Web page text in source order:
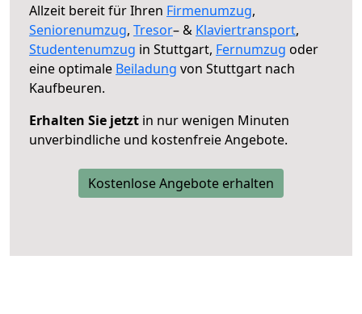
Allzeit bereit für Ihren Firmenumzug,
Seniorenumzug, Tresor– & Klaviertransport,
Studentenumzug in Stuttgart, Fernumzug oder
eine optimale Beiladung von Stuttgart nach
Kaufbeuren.
Erhalten Sie jetzt in nur wenigen Minuten
unverbindliche und kostenfreie Angebote.
Kostenlose Angebote erhalten